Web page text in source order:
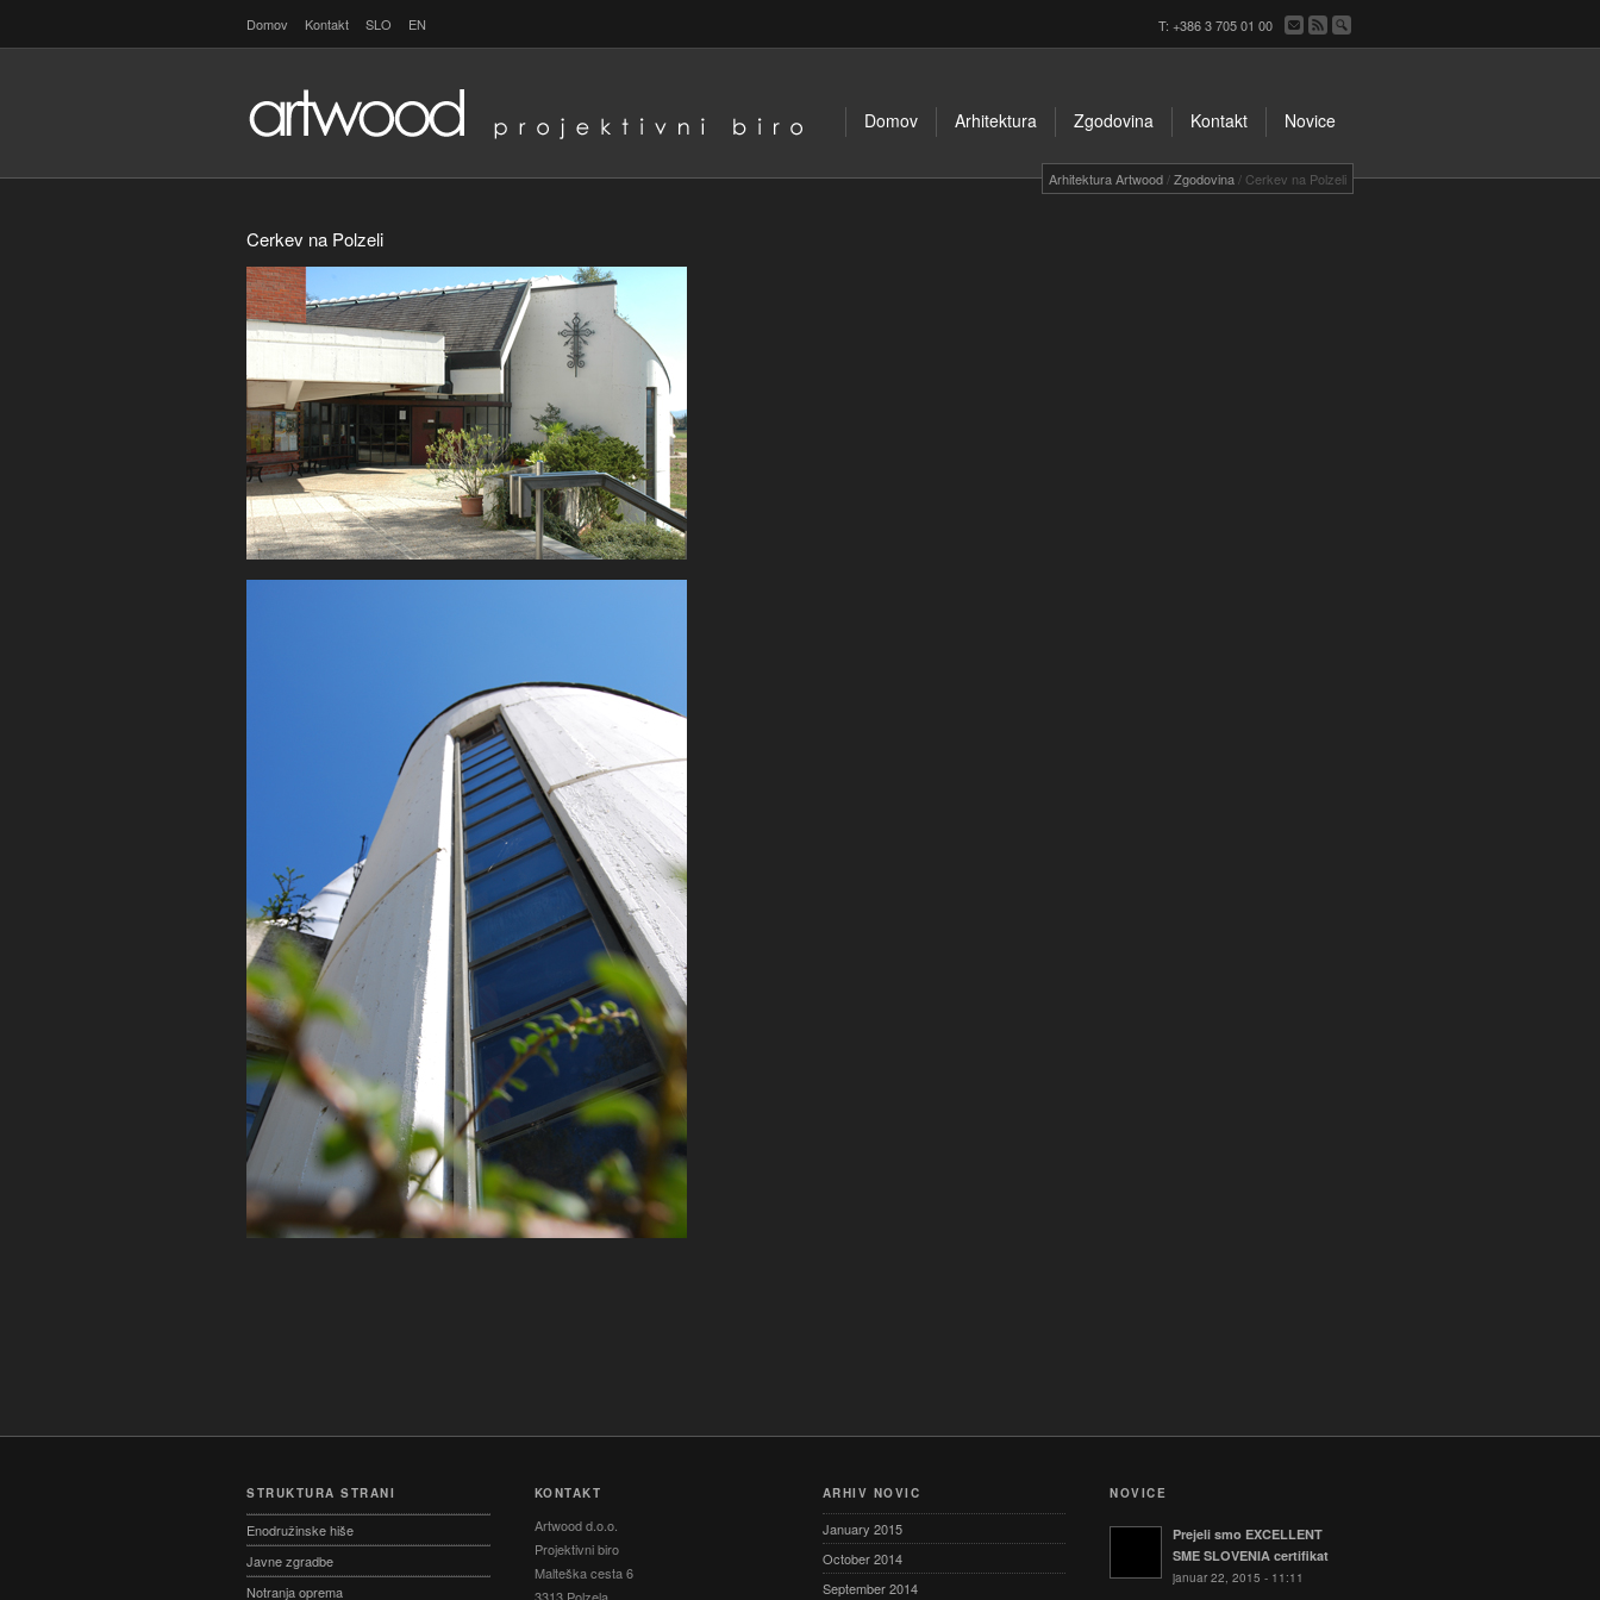
Domov Kontakt SLO EN T: +386 3 705 01 00
Domov Arhitektura Zgodovina Kontakt Novice
Arhitektura Artwood/Zgodovina/ Cerkev na Polzeli
Cerkev na Polzeli
STRUKTURA STRANI
Enodružinske hiše
Javne zgradbe
Notranja oprema
KONTAKT
Artwood d.o.o.
Projektivni biro
Malteška cesta 6
ARHIV NOVIC
January 2015
October 2014
September 2014
NOVICE
Prejeli smo EXCELLENT
SME SLOVENIA certifikat
januar 22, 2015 - 11:11